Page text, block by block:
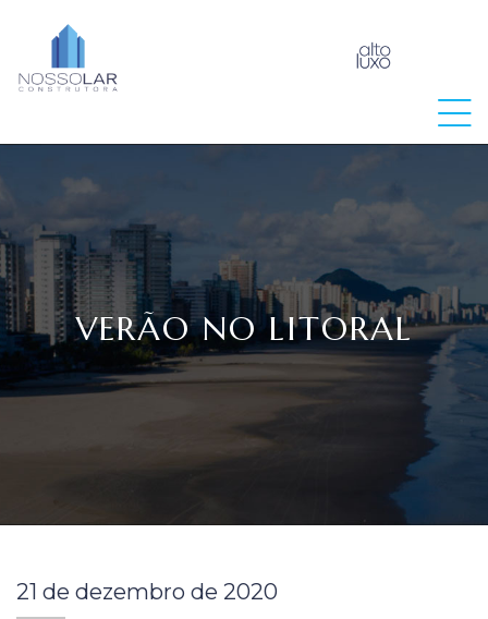
VERÃO NO LITORAL
21 de dezembro de 2020